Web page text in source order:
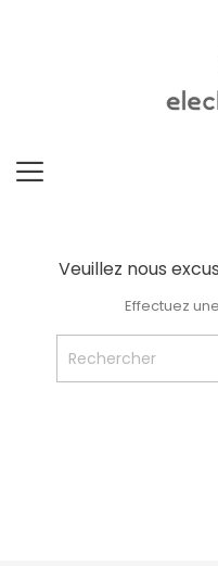
Veuillez nous
Effectuez